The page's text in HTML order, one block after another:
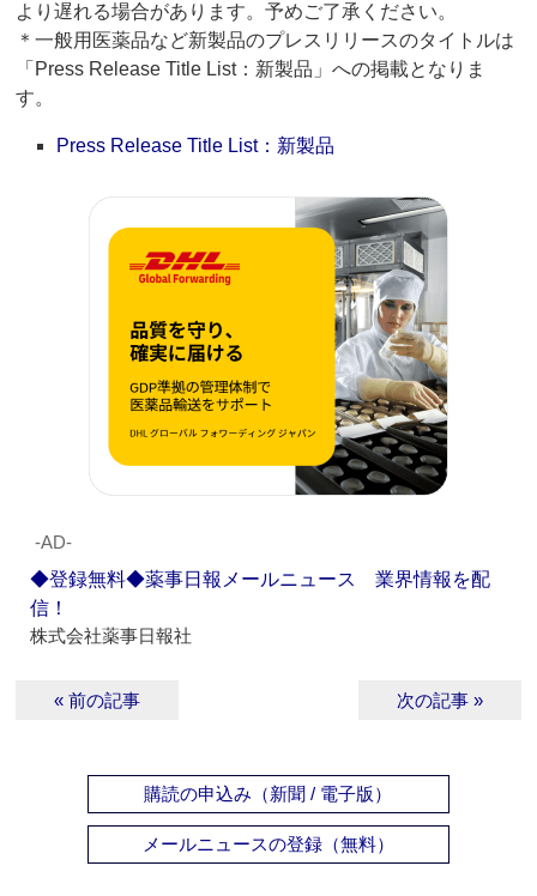
より遅れる場合があります。予めご了承ください。
＊一般用医薬品など新製品のプレスリリースのタイトルは
「Press Release Title List：新製品」への掲載となりま
す。
Press Release Title List：新製品
‐AD‐
◆登録無料◆薬事日報メールニュース 業界情報を配
信！
株式会社薬事日報社
« 前の記事 次の記事 »
購読の申込み（新聞 / 電子版）
メールニュースの登録（無料）